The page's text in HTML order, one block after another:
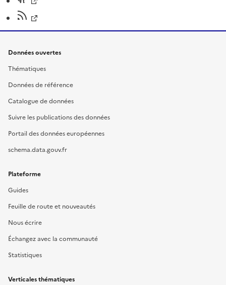
Données ouvertes
Thématiques
Données de référence
Catalogue de données
Suivre les publications des données
Portail des données européennes
schema.data.gouv.fr
Plateforme
Guides
Feuille de route et nouveautés
Nous écrire
Échangez avec la communauté
Statistiques
Verticales thématiques